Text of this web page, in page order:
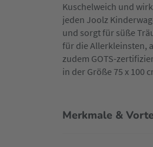
Kuschelweich und
jeden Joolz
und sorgt für süße
für die Allerkleinsten,
zudem GOTS-
in der Größe 75 x 100
Merkmale &